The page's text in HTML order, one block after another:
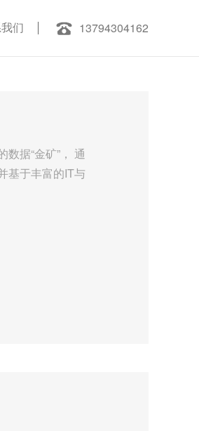
们 13794304162
据“金矿”， 通
基于丰富的IT与